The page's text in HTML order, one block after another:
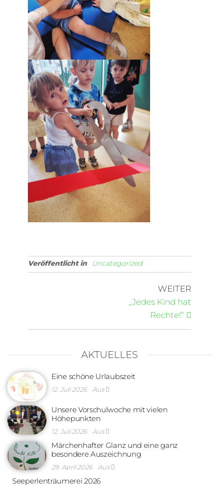
Veröffentlicht in Uncategorized
WEITER
„Jedes Kind hat
Rechte!“
AKTUELLES
Eine schöne Urlaubszeit
12. Juli 2026 Aus
Unsere Vorschulwoche mit vielen
Höhepunkten
12. Juli 2026 Aus
Märchenhafter Glanz und eine ganz
besondere Auszeichnung
29. April 2026 Aus
Seeperlenträumerei 2026